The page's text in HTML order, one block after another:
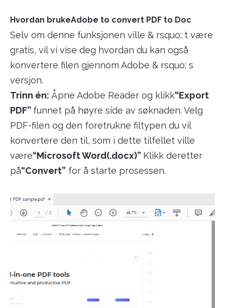
Hvordan brukeAdobe to convert PDF to Doc
Selv om denne funksjonen ville & rsquo; t være
gratis, vil vi vise deg hvordan du kan også
konvertere filen gjennom Adobe & rsquo; s
versjon.
Trinn én: Åpne Adobe Reader og klikk“Export
PDF” funnet på høyre side av søknaden. Velg
PDF-filen og den foretrukne filtypen du vil
konvertere den til, som i dette tilfellet ville
være“Microsoft Word(.docx)” Klikk deretter
på“Convert” for å starte prosessen.